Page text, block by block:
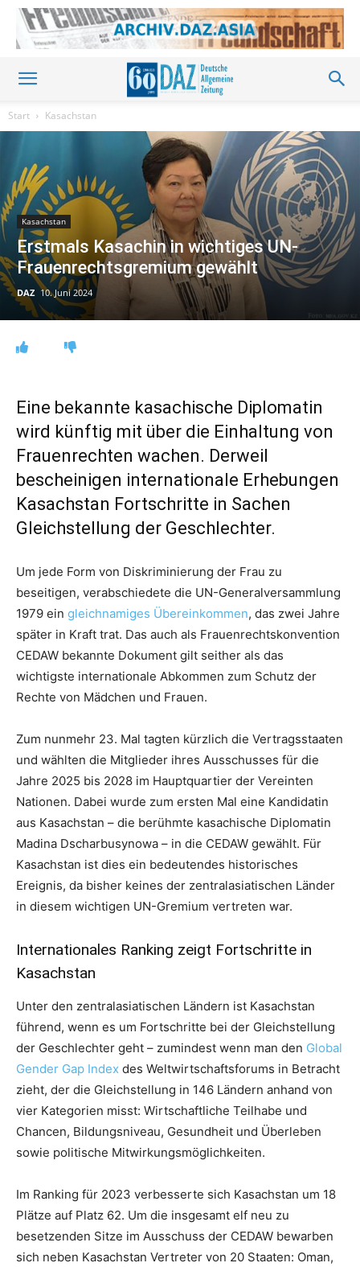
Start Kasachstan
Kasachstan
Erstmals Kasachin in wichtiges UN-
Frauenrechtsgremium gewählt
DAZ 10. Juni 2024
Eine bekannte kasachische Diplomatin
wird künftig mit über die Einhaltung von
Frauenrechten wachen. Derweil
bescheinigen internationale Erhebungen
Kasachstan Fortschritte in Sachen
Gleichstellung der Geschlechter.
Um jede Form von Diskriminierung der Frau zu
beseitigen, verabschiedete die UN-Generalversammlung
1979 ein gleichnamiges Übereinkommen, das zwei Jahre
später in Kraft trat. Das auch als Frauenrechtskonvention
CEDAW bekannte Dokument gilt seither als das
wichtigste internationale Abkommen zum Schutz der
Rechte von Mädchen und Frauen.
Zum nunmehr 23. Mal tagten kürzlich die Vertragsstaaten
und wählten die Mitglieder ihres Ausschusses für die
Jahre 2025 bis 2028 im Hauptquartier der Vereinten
Nationen. Dabei wurde zum ersten Mal eine Kandidatin
aus Kasachstan – die berühmte kasachische Diplomatin
Madina Dscharbusynowa – in die CEDAW gewählt. Für
Kasachstan ist dies ein bedeutendes historisches
Ereignis, da bisher keines der zentralasiatischen Länder
in diesem wichtigen UN-Gremium vertreten war.
Internationales Ranking zeigt Fortschritte in
Kasachstan
Unter den zentralasiatischen Ländern ist Kasachstan
führend, wenn es um Fortschritte bei der Gleichstellung
der Geschlechter geht – zumindest wenn man den Global
Gender Gap Index des Weltwirtschaftsforums in Betracht
zieht, der die Gleichstellung in 146 Ländern anhand von
vier Kategorien misst: Wirtschaftliche Teilhabe und
Chancen, Bildungsniveau, Gesundheit und Überleben
sowie politische Mitwirkungsmöglichkeiten.
Im Ranking für 2023 verbesserte sich Kasachstan um 18
Plätze auf Platz 62. Um die insgesamt elf neu zu
besetzenden Sitze im Ausschuss der CEDAW bewarben
sich neben Kasachstan Vertreter von 20 Staaten: Oman,